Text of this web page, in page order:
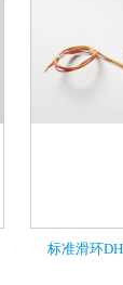
标准滑环